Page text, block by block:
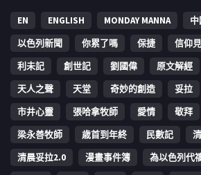
EN ENGLISH MONDAY MANNA
以色列新聞
你累了嗎 保捷 信仰
利未記
創世記 劉國偉 原文解經
天人之聲
天堂 奇妙的創造 妥拉
市井心靈
張哈拿牧師 愛情 敬拜
梁永善牧師
歳首到年終 民數記
清晨妥拉2.0
漫畫事件簿 為以色列代